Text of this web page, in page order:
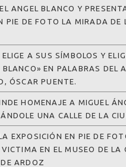
ANGEL BLANCO Y
PIE DE FOTO LA MIRADA DE
A SUS SÍMBOLOS Y
BLANCO» EN PALABRAS DEL
ÓSCAR PUENTE.
HOMENAJE A MIGUEL
UNA CALLE DE LA
EXPOSICIÓN EN PIE DE
EN EL MUSEO DE LA
ARDOZ